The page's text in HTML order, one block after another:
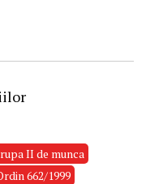
II de munca
662/1999